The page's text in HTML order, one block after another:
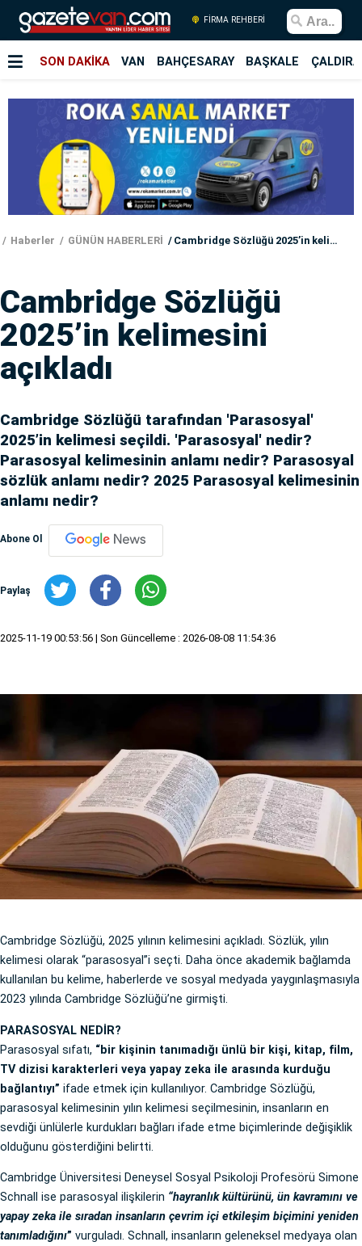
FİRMA REHBERİ
SON DAKİKA VAN BAHÇESARAY BAŞKALE
Haberler GÜNÜN HABERLERİ Cambridge Sözlüğü 2025’in kelimesini açıkladı
Cambridge Sözlüğü
2025’in kelimesini
açıkladı
Cambridge Sözlüğü tarafından 'Parasosyal'
2025’in kelimesi seçildi. 'Parasosyal' nedir?
Parasosyal kelimesinin anlamı nedir? Parasosyal
sözlük anlamı nedir? 2025 Parasosyal kelimesinin
anlamı nedir?
Abone Ol
Paylaş
2025-11-19 00:53:56 | Son Güncelleme : 2026-08-08 11:54:36
Cambridge Sözlüğü, 2025 yılının kelimesini açıkladı. Sözlük, yılın
kelimesi olarak “parasosyal”i seçti. Daha önce akademik bağlamda
kullanılan bu kelime, haberlerde ve sosyal medyada yaygınlaşmasıyla
2023 yılında Cambridge Sözlüğü’ne girmişti.
PARASOSYAL NEDİR?
Parasosyal sıfatı, “bir kişinin tanımadığı ünlü bir kişi, kitap, film,
TV dizisi karakterleri veya yapay zeka ile arasında kurduğu
bağlantıyı” ifade etmek için kullanılıyor. Cambridge Sözlüğü,
parasosyal kelimesinin yılın kelimesi seçilmesinin, insanların en
sevdiği ünlülerle kurdukları bağları ifade etme biçimlerinde değişiklik
olduğunu gösterdiğini belirtti.
Cambridge Üniversitesi Deneysel Sosyal Psikoloji Profesörü Simone
Schnall ise parasosyal ilişkilerin “hayranlık kültürünü, ün kavramını ve
yapay zeka ile sıradan insanların çevrim içi etkileşim biçimini yeniden
tanımladığını” vurguladı. Schnall, insanların geleneksel medyaya olan